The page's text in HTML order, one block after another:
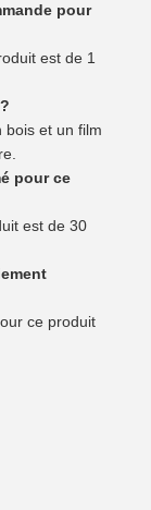
pour
est de 1
bois et un film
pour ce
est de 30
ce produit